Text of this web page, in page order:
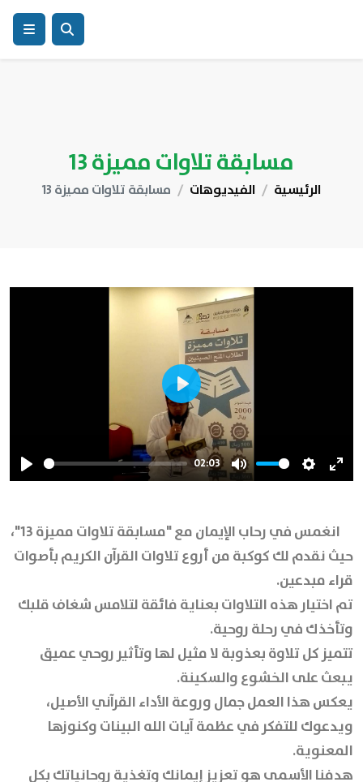
مسابقة تلاوات مميزة 13
الرئيسية الفيديوهات مسابقة تلاوات مميزة 13
Play
02:03
Mute Settings
Play
انغمس في رحاب الإيمان مع "مسابقة تلاوات مميزة 13"،
حيث نقدم لك كوكبة من أروع تلاوات القرآن الكريم بأصوات
قراء مبدعين.
تم اختيار هذه التلاوات بعناية فائقة لتلامس شغاف قلبك
وتأخذك في رحلة روحية.
تتميز كل تلاوة بعذوبة لا مثيل لها وتأثير روحي عميق
يبعث على الخشوع والسكينة.
يعكس هذا العمل جمال وروعة الأداء القرآني الأصيل،
ويدعوك للتفكر في عظمة آيات الله البينات وكنوزها
المعنوية.
هدفنا الأسمى هو تعزيز إيمانك وتغذية روحانياتك بكل